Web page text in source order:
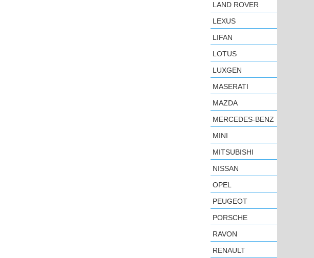
LAND ROVER
LEXUS
LIFAN
LOTUS
LUXGEN
MASERATI
MAZDA
MERCEDES-BENZ
MINI
MITSUBISHI
NISSAN
OPEL
PEUGEOT
PORSCHE
RAVON
RENAULT